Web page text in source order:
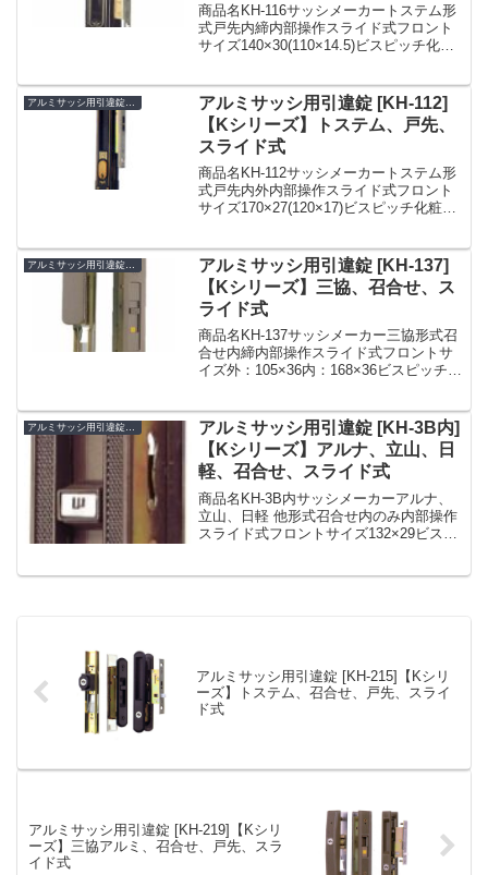
商品名KH-116サッシメーカートステム形
式戸先内締内部操作スライド式フロント
サイズ140×30(110×14.5)ビスピッチ化粧
錠SDK-1160(KH...
アルミサッシ用引違錠 [KH-112]
【Kシリーズ】トステム、戸先、
スライド式
商品名KH-112サッシメーカートステム形
式戸先内外内部操作スライド式フロント
サイズ170×27(120×17)ビスピッチ化粧
一筋引合錠 ...
アルミサッシ用引違錠 [KH-137]
【Kシリーズ】三協、召合せ、ス
ライド式
商品名KH-137サッシメーカー三協形式召
合せ内締内部操作スライド式フロントサ
イズ外：105×36内：168×36ビスピッチ
錠 引違錠 引...
アルミサッシ用引違錠 KH
アルミサッシ用引違錠 [KH-3B内]
【Kシリーズ】アルナ、立山、日
軽、召合せ、スライド式
商品名KH-3B内サッシメーカーアルナ、
立山、日軽 他形式召合せ内のみ内部操作
スライド式フロントサイズ132×29ビスピ
アルミサッシ用引違錠 [KH-215]【Kシリ
ーズ】トステム、召合せ、戸先、スライ
ド式
アルミサッシ用引違錠 [KH-219]【Kシリ
ーズ】三協アルミ、召合せ、戸先、スラ
イド式